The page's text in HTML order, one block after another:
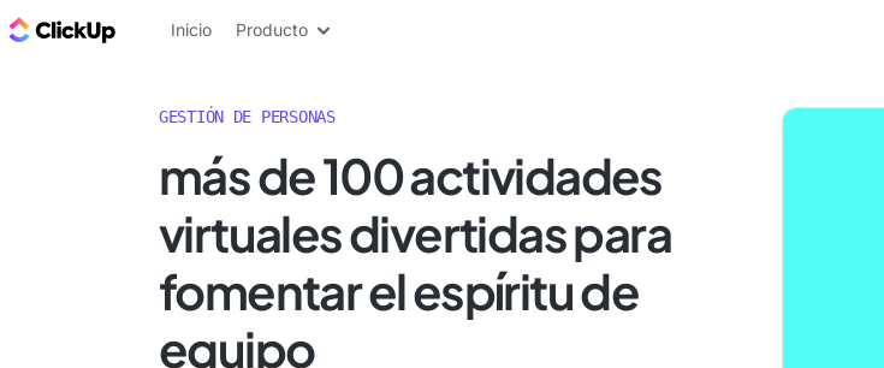
ClickUp Blog
Inicio Producto
GESTIÓN DE PERSONAS
más de 100 actividades
virtuales divertidas para
fomentar el espíritu de
equipo